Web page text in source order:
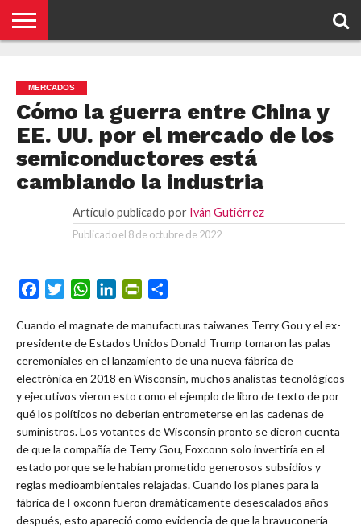
QUÉ
SE
TRATA
ESTO?
MERCADOS
Cómo la guerra entre China y
EE. UU. por el mercado de los
semiconductores está
cambiando la industria
Artículo publicado por Iván Gutiérrez
Publicado el 8 de octubre de 2022
FacebookTwitterWhatsApp
LinkedInPrintFriendly
Cuando el magnate de manufacturas taiwanes Terry Gou y el ex-
presidente de Estados Unidos Donald Trump tomaron las palas
ceremoniales en el lanzamiento de una nueva fábrica de
electrónica en 2018 en Wisconsin, muchos analistas tecnológicos
y ejecutivos vieron esto como el ejemplo de libro de texto de por
qué los políticos no deberían entrometerse en las cadenas de
suministros. Los votantes de Wisconsin pronto se dieron cuenta
de que la compañía de Terry Gou, Foxconn solo invertiría en el
estado porque se le habían prometido generosos subsidios y
reglas medioambientales relajadas. Cuando los planes para la
fábrica de Foxconn fueron dramáticamente desescalados años
después, esto apareció como evidencia de que la bravuconería